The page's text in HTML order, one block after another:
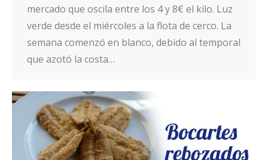
mercado que oscila entre los 4 y 8€ el kilo. Luz
verde desde el miércoles a la flota de cerco. La
semana comenzó en blanco, debido al temporal
que azotó la costa…